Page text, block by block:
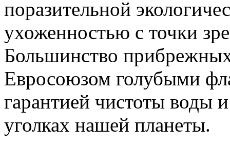
поразительной
ухоженностью с точки
Большинство
Евросоюзом голубыми
гарантией чистоты воды
уголках нашей планеты.